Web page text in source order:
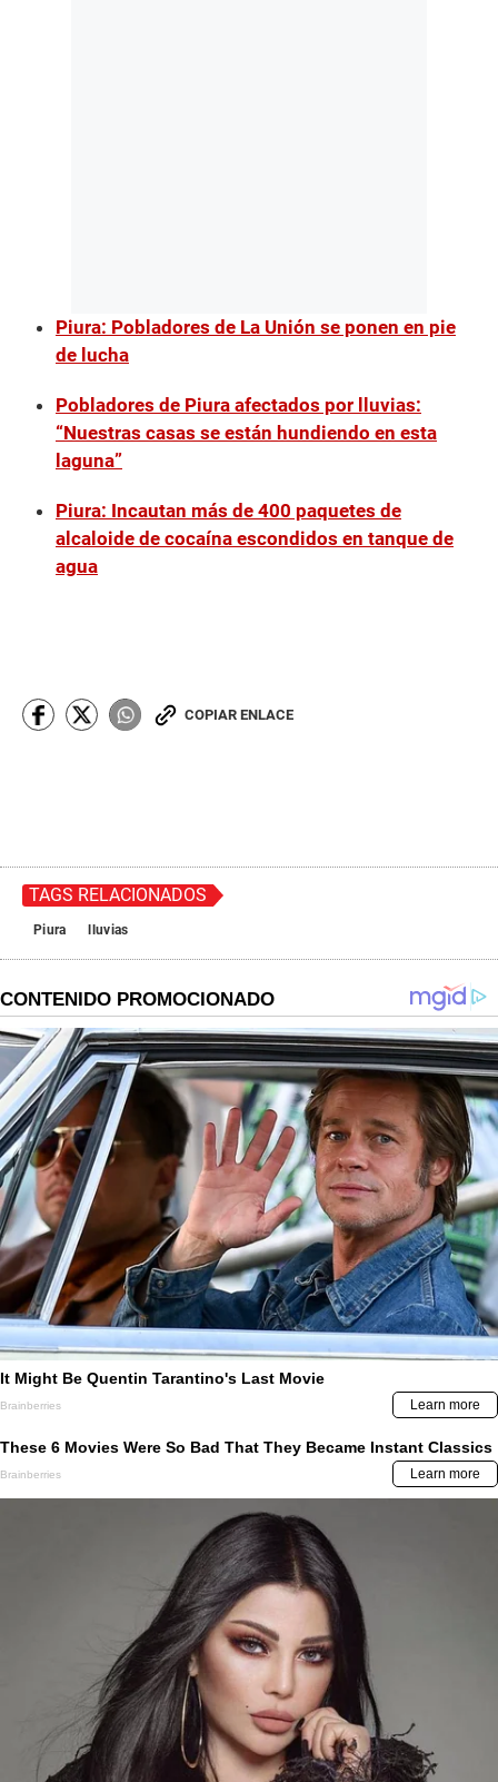
Piura: Pobladores de La Unión se ponen en pie
de lucha
Pobladores de Piura afectados por lluvias:
“Nuestras casas se están hundiendo en esta
laguna”
Piura: Incautan más de 400 paquetes de
alcaloide de cocaína escondidos en tanque de
agua
COPIAR ENLACE
TAGS RELACIONADOS
Piura lluvias